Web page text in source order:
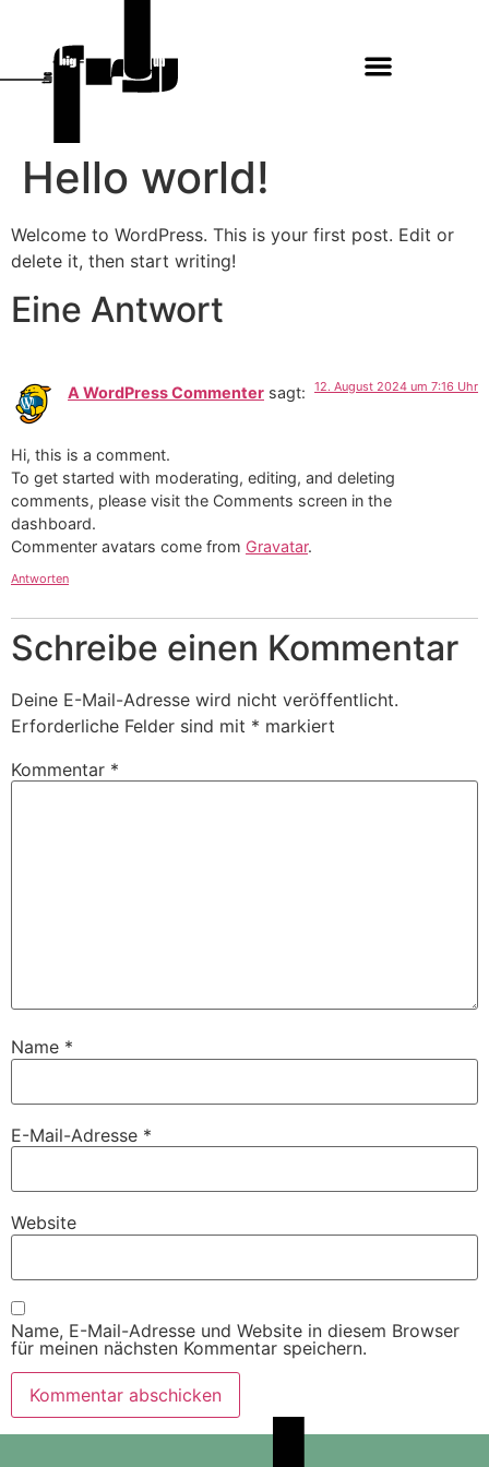
Hello world!
Welcome to WordPress. This is your first post. Edit or
delete it, then start writing!
Eine Antwort
A WordPress Commenter sagt: 12. August 2024 um 7:16 Uhr
Hi, this is a comment.
To get started with moderating, editing, and deleting
comments, please visit the Comments screen in the
dashboard.
Commenter avatars come from Gravatar.
Antworten
Schreibe einen Kommentar
Deine E-Mail-Adresse wird nicht veröffentlicht.
Erforderliche Felder sind mit * markiert
Kommentar *
Name *
E-Mail-Adresse *
Website
Name, E-Mail-Adresse und Website in diesem Browser
für meinen nächsten Kommentar speichern.